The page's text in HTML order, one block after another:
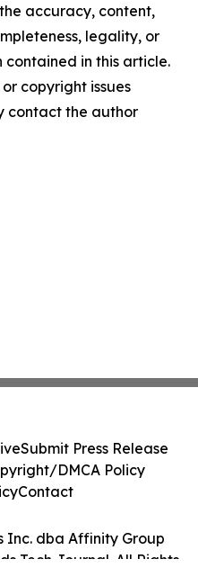
accuracy, content,
legality, or
in this article.
copyright issues
contact the author
Inc. dba Affinity Group
Tech Journal. All Rights
Submit Press Release
DMCA Policy
Contact